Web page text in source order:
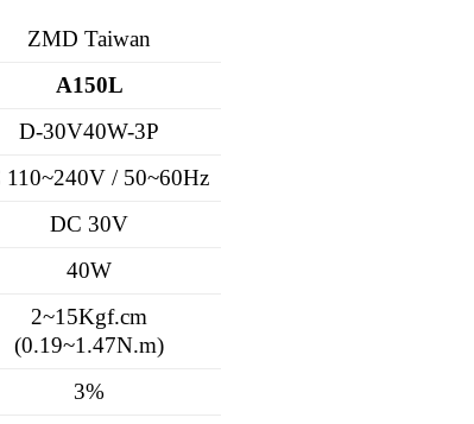
ZMD Taiwan
A150L
D-30V40W-3P
110~240V / 50~60Hz
DC 30V
40W
2~15Kgf.cm
(0.19~1.47N.m)
3%